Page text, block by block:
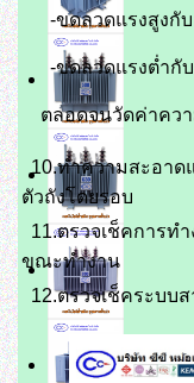
-ขดลวดแรงสูงกับ
-ขดลวดแรงต่ำกับ
ตลอดจนวัดค่าคว
10.ทำความสะอา
ตัวถังโดยรอบ
11.ตรวจเช็คการท
ขณะทำงาน
12.ตรวจเช็คระบบ